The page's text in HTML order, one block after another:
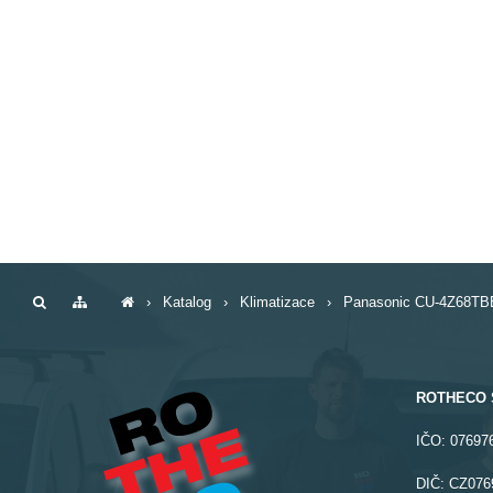
› Katalog › Klimatizace › Panasonic CU-
ROTHECO
IČO:
DIČ: